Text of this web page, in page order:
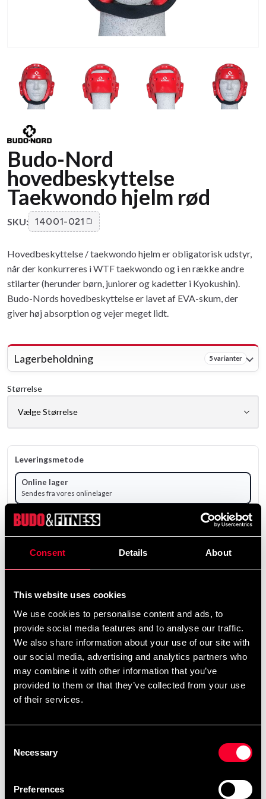
Consent Details About
This website uses cookies
We use cookies to personalise content and ads, to
provide social media features and to analyse our traffic.
We also share information about your use of our site with
our social media, advertising and analytics partners who
may combine it with other information that you’ve
provided to them or that they’ve collected from your use
of their services.
Selection
Necessary
Preferences
Budo-Nord
hovedbeskyttelse
Taekwondo hjelm rød
SKU: 14001-021
Hovedbeskyttelse / taekwondo hjelm er obligatorisk udstyr,
når der konkurreres i WTF taekwondo og i en række andre
stilarter (herunder børn, juniorer og kadetter i Kyokushin).
Budo-Nords hovedbeskyttelse er lavet af EVA-skum, der
giver høj absorption og vejer meget lidt.
Lagerbeholdning 5 varianter
Størrelse
Leveringsmetode
Online lager
Sendes fra vores onlinelager
Vælg produktvariant for at se lagerstatus.
99 SEK
ekskl. moms: 79.20 SEK
Produktinformation
Hovedbeskyttelse til Taekwondo og Karate.
udstyr, når der konkurreres i WTF taekwondo og i en
række andre stilarter såsom børn, juniorer og kadetter i
Kyokushin. Budo-Nords hovedbeskyttelse er lavet af